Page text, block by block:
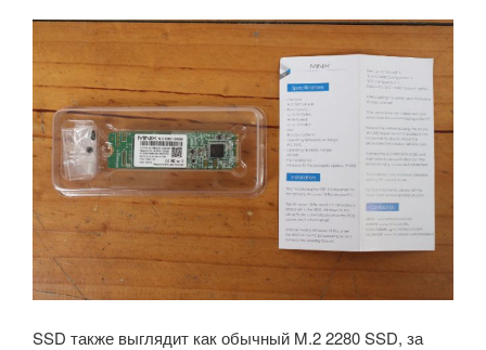
SSD также выглядит как обычный M.2 2280 SSD, за